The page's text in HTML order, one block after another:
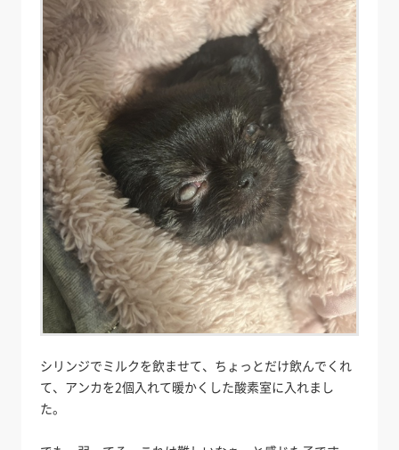
シリンジでミルクを飲ませて、ちょっとだけ飲んでくれ
て、アンカを2個入れて暖かくした酸素室に入れまし
た。